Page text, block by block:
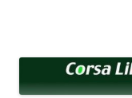
へ
ッ